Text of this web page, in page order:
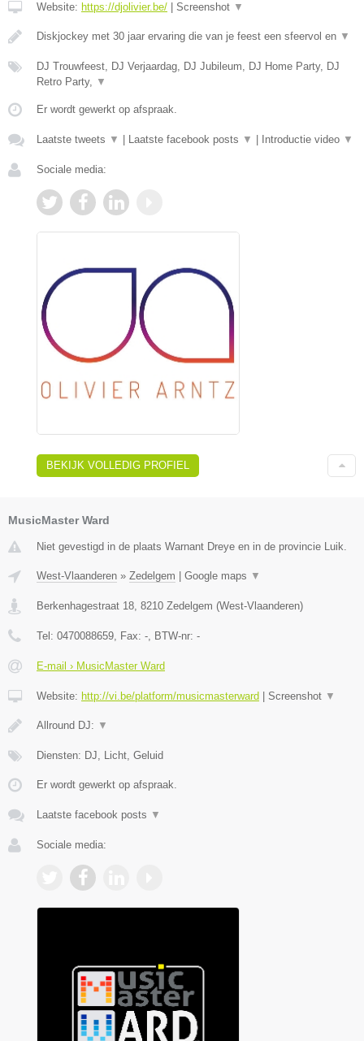
Website: https://djolivier.be/ Screenshot ▼
Diskjockey met 30 jaar ervaring die van je feest een sfeervol en ▼
DJ Trouwfeest, DJ Verjaardag, DJ Jubileum, DJ Home Party, DJ
Retro Party, ▼
Er wordt gewerkt op afspraak.
Laatste tweets ▼ Laatste facebook posts ▼ Introductie video ▼
Sociale media:
BEKIJK VOLLEDIG PROFIEL
MusicMaster Ward
Niet gevestigd in de plaats Warnant Dreye en in de provincie Luik.
West-Vlaanderen » Zedelgem Google maps ▼
Berkenhagestraat 18, 8210 Zedelgem (West-Vlaanderen)
Tel: 0470088659, Fax: -, BTW-nr: -
E-mail › MusicMaster Ward
Website: http://vi.be/platform/musicmasterward Screenshot ▼
Allround DJ: ▼
Diensten: DJ, Licht, Geluid
Er wordt gewerkt op afspraak.
Laatste facebook posts ▼
Sociale media: